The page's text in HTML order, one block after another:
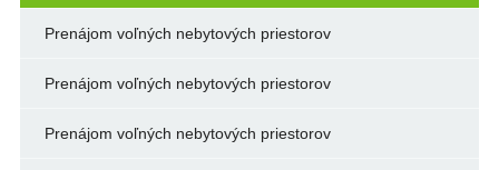
Prenájom voľných nebytových priestorov
Prenájom voľných nebytových priestorov
Prenájom voľných nebytových priestorov